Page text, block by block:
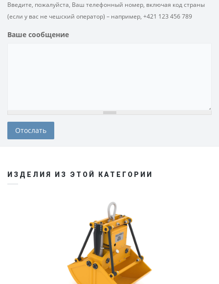
Введите, пожалуйста, Ваш телефонный номер, включая код страны
(если у вас не чешский оператор) – например, +421 123 456 789
Ваше сообщение
ИЗДЕЛИЯ ИЗ ЭТОЙ КАТЕГОРИИ